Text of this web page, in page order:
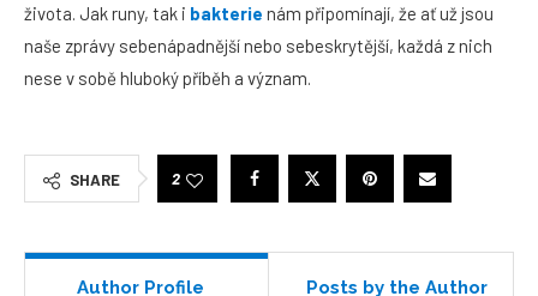
života. Jak runy, tak i bakterie nám připomínají, že ať už jsou
naše zprávy sebenápadnější nebo sebeskrytější, každá z nich
nese v sobě hluboký příběh a význam.
SHARE 2
Author Profile Posts by the Author